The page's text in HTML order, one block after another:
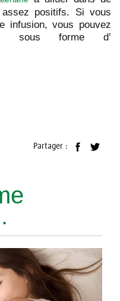
assez positifs. Si vous
infusion, vous pouvez
sous forme d’
Partager :